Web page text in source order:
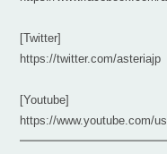
[Twitter]
https://twitter.com/asteriajp
[Youtube]
https://www.youtube.com/